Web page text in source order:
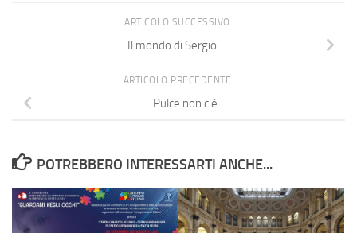
ARTICOLO SUCCESSIVO
Il mondo di Sergio
ARTICOLO PRECEDENTE
Pulce non c’è
POTREBBERO INTERESSARTI ANCHE...